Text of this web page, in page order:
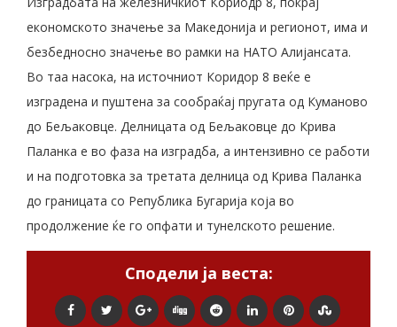
економското значење за Македонија и регионот, има и
безбедносно значење во рамки на НАТО Алијансата.
Во таа насока, на источниот Коридор 8 веќе е
изградена и пуштена за сообраќај пругата од Куманово
до Бељаковце. Делницата од Бељаковце до Крива
Паланка е во фаза на изградба, а интензивно се работи
и на подготовка за третата делница од Крива Паланка
до границата со Република Бугарија која во
продолжение ќе го опфати и тунелското решение.
Сподели ја веста: